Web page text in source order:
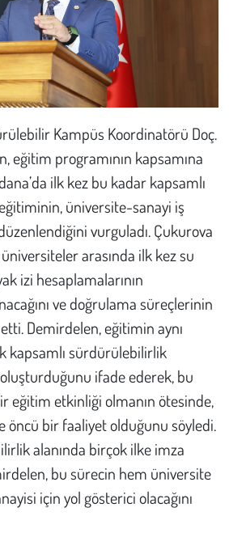
Kampüs Koordinatörü Doç.
eğitim programının kapsamına
ilk kez bu kadar kapsamlı
üniversite-sanayi iş
vurguladı. Çukurova
arasında ilk kez su
izi hesaplamalarının
ve doğrulama süreçlerinin
etti. Demirdelen, eğitimin aynı
kapsamlı sürdürülebilirlik
ifade ederek, bu
eğitim etkinliği olmanın ötesinde,
öncü bir faaliyet olduğunu söyledi.
alanında birçok ilke imza
bu sürecin hem üniversite
için yol gösterici olacağını